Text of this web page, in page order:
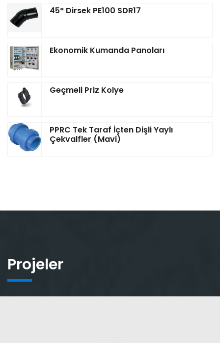
45° Dirsek PE100 SDR17
Ekonomik Kumanda Panoları
Geçmeli Priz Kolye
PPRC Tek Taraf İçten Dişli Yaylı
Çekvalfler (Mavi)
Projeler